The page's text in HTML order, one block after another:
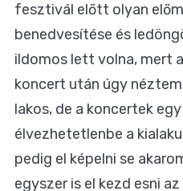
fesztivál előtt olyan
benedvesítése és
ildomos lett volna, mert
koncert után úgy
lakos, de a koncertek
élvezhetetlenbe a
pedig el képelni se
egyszer is el kezd esni az